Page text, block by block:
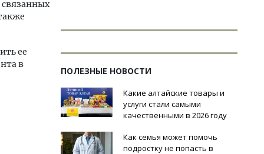
ее
в
ПОЛЕЗНЫЕ НОВОСТИ
Какие алтайские товары и
услуги стали самыми
качественными в 2026 году
Как семья может помочь
подростку не попасть в